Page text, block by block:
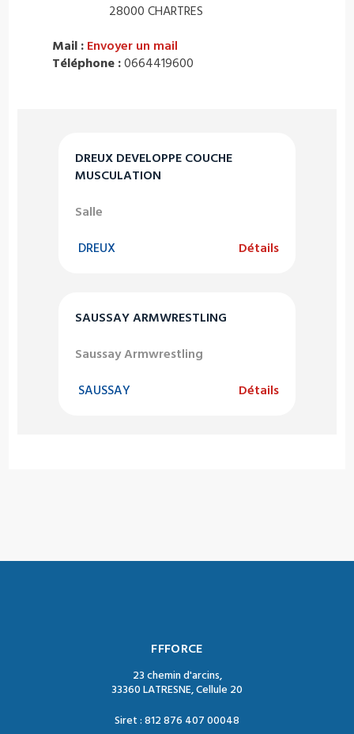
DREUX DEVELOPPE COUCHE
MUSCULATION
Salle
DREUX Détails
SAUSSAY ARMWRESTLING
Saussay Armwrestling
SAUSSAY Détails
28000 CHARTRES
Mail : Envoyer un mail
Téléphone :0664419600
FFFORCE
23 chemin d'arcins,
33360 LATRESNE, Cellule 20
Siret : 812 876 407 00048